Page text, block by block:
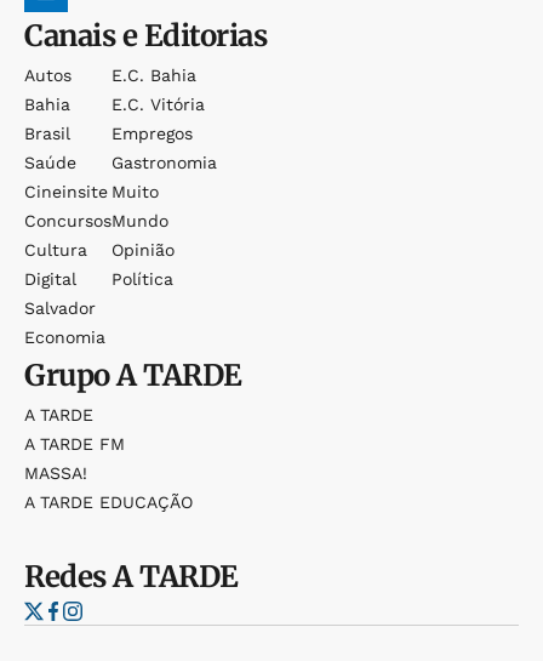
Canais e Editorias
Autos
Bahia
Brasil
Saúde
Cineinsite
Concursos
Cultura
Digital
Salvador
Economia
E.c. Bahia
E.c. Vitória
Empregos
Gastronomia
Muito
Mundo
Opinião
Política
GrupoA TARDE
A TARDE
A TARDE FM
MASSA!
A TARDE EDUCAÇÃO
RedesA TARDE